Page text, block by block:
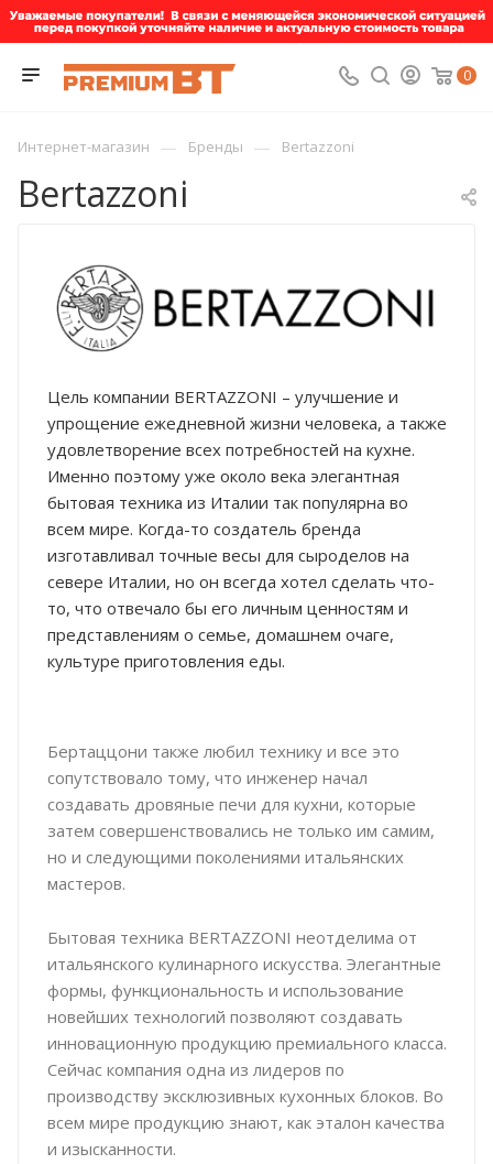
0
Интернет-магазин — Бренды — Bertazzoni
Bertazzoni
Цель компании BERTAZZONI – улучшение и
упрощение ежедневной жизни человека, а также
удовлетворение всех потребностей на кухне.
Именно поэтому уже около века элегантная
бытовая техника из Италии так популярна во
всем мире. Когда-то создатель бренда
изготавливал точные весы для сыроделов на
севере Италии, но он всегда хотел сделать что-
то, что отвечало бы его личным ценностям и
представлениям о семье, домашнем очаге,
культуре приготовления еды.
Бертаццони также любил технику и все это
сопутствовало тому, что инженер начал
создавать дровяные печи для кухни, которые
затем совершенствовались не только им самим,
но и следующими поколениями итальянских
мастеров.
Бытовая техника BERTAZZONI неотделима от
итальянского кулинарного искусства. Элегантные
формы, функциональность и использование
новейших технологий позволяют создавать
инновационную продукцию премиального класса.
Сейчас компания одна из лидеров по
производству эксклюзивных кухонных блоков. Во
всем мире продукцию знают, как эталон качества
и изысканности.